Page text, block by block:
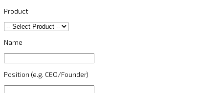
Product
Name
Position (e.g. CEO/Founder)